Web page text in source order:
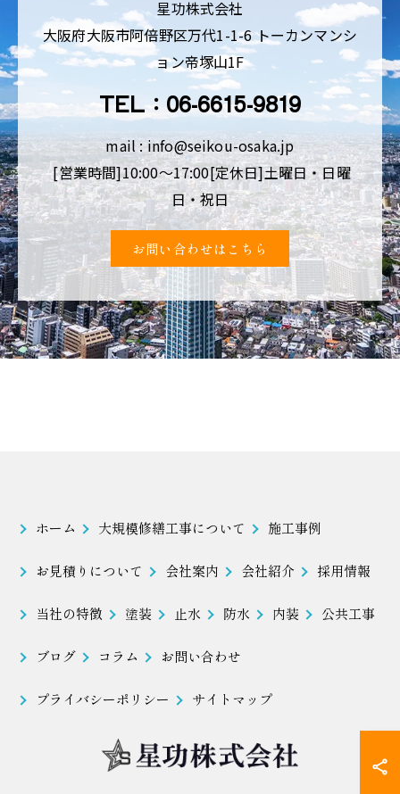
星功株式会社
大阪府大阪市阿倍野区万代1-1-6 トーカンマンシ
ョン帝塚山1F
TEL：06-6615-9819
mail : info@seikou-osaka.jp
[営業時間]10:00～17:00[定休日]土曜日・日曜
日・祝日
お問い合わせはこちら
ホーム 大規模修繕工事について 施工事例
お見積りについて 会社案内 会社紹介 採用情報
当社の特徴 塗装 止水 防水 内装 公共工事
ブログ コラム お問い合わせ
プライバシーポリシー サイトマップ